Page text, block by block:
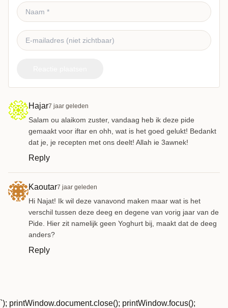
Hajar7 jaar geleden
Salam ou alaikom zuster, vandaag heb ik deze pide
gemaakt voor iftar en ohh, wat is het goed gelukt! Bedankt
dat je, je recepten met ons deelt! Allah ie 3awnek!
Reply
Kaoutar7 jaar geleden
Hi Najat! Ik wil deze vanavond maken maar wat is het
verschil tussen deze deeg en degene van vorig jaar van de
Pide. Hier zit namelijk geen Yoghurt bij, maakt dat de deeg
anders?
Reply
`); printWindow.document.close(); printWindow.focus();